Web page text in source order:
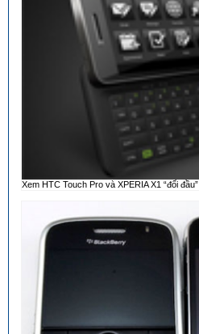
Xem HTC Touch Pro và XPERIA X1 “đối đầu”